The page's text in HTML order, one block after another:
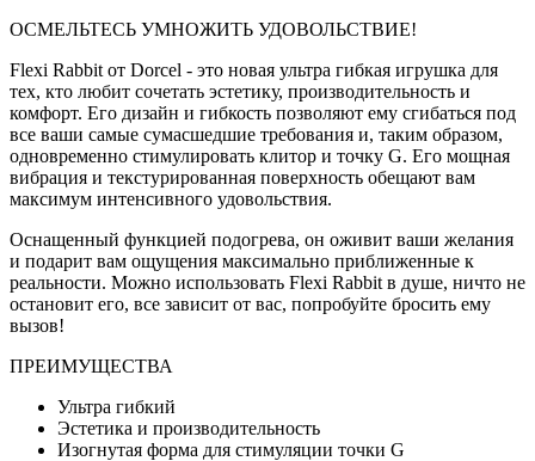
ОСМЕЛЬТЕСЬ УМНОЖИТЬ УДОВОЛЬСТВИЕ!
Flexi Rabbit от Dorcel - это новая ультра гибкая игрушка для
тех, кто любит сочетать эстетику, производительность и
комфорт. Его дизайн и гибкость позволяют ему сгибаться под
все ваши самые сумасшедшие требования и, таким образом,
одновременно стимулировать клитор и точку G. Его мощная
вибрация и текстурированная поверхность обещают вам
максимум интенсивного удовольствия.
Оснащенный функцией подогрева, он оживит ваши желания
и подарит вам ощущения максимально приближенные к
реальности. Можно использовать Flexi Rabbit в душе, ничто не
остановит его, все зависит от вас, попробуйте бросить ему
вызов!
ПРЕИМУЩЕСТВА
Ультра гибкий
Эстетика и производительность
Изогнутая форма для стимуляции точки G